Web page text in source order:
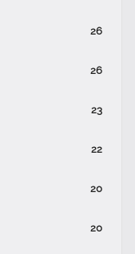
26
26
23
22
20
20